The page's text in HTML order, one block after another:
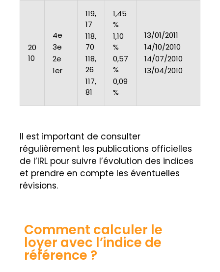
20
10
4e
3e
2e
1er
119,
17
118,
70
118,
26
117,
81
1,45
%
1,10
%
0,57
%
0,09
%
13/01/2011
14/10/2010
14/07/2010
13/04/2010
Il est important de consulter
régulièrement les publications officielles
de l’IRL pour suivre l’évolution des indices
et prendre en compte les éventuelles
révisions.
Comment calculer le
loyer avec l’indice de
référence ?